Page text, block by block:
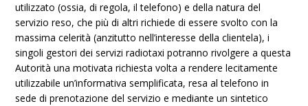
utilizzato (ossia, di regola, il telefono) e della natura del
servizio reso, che più di altri richiede di essere svolto con la
massima celerità (anzitutto nell’interesse della clientela), i
singoli gestori dei servizi radiotaxi potranno rivolgere a questa
Autorità una motivata richiesta volta a rendere lecitamente
utilizzabile un’informativa semplificata, resa al telefono in
sede di prenotazione del servizio e mediante un sintetico